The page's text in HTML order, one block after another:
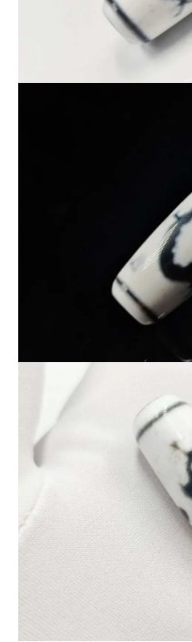
を象徴するとされています。
その龍が「珠（宝珠）」を
白地に黒模様というコント
の存在感が際立つ一点です。
コレクション用としても、